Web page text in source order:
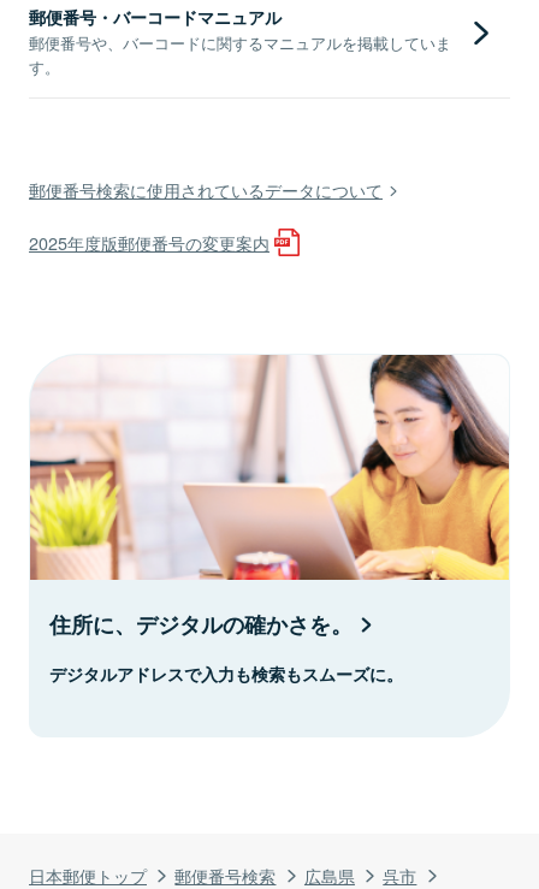
日本郵便トップ 郵便番号検索 広島県
呉市
郵便番号・バーコードマニュアル
郵便番号や、バーコードに関するマニュアルを掲載していま
す。
郵便番号検索に使用されているデータについて
2025年度版郵便番号の変更案内
住所に、デジタルの確かさを。
デジタルアドレスで入力も検索もスムーズに。